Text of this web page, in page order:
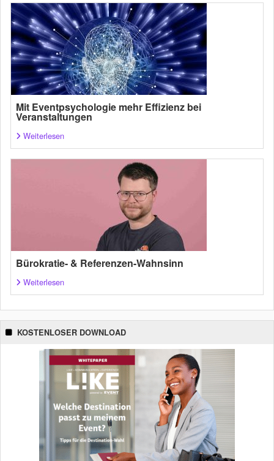
Mit Eventpsychologie mehr Effizienz bei
Veranstaltungen
Weiterlesen
Bürokratie- & Referenzen-Wahnsinn
Weiterlesen
KOSTENLOSER DOWNLOAD